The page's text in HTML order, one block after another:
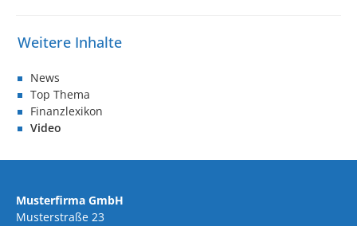
News
Top Thema
Finanzlexikon
Video
Musterfirma GmbH
Musterstraße 23